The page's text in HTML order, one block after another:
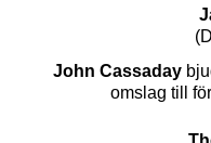
John Cassaday
omslag till